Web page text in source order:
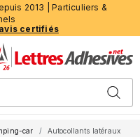
2013 | Particuliers &
certifiés
car Autocollants latéraux